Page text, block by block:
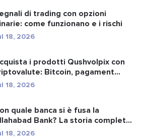
di trading con opzioni
come funzionano e i rischi
18, 2026
i prodotti Qushvolpix con
Bitcoin, pagament...
18, 2026
quale banca si è fusa la
Bank? La storia completa
18, 2026